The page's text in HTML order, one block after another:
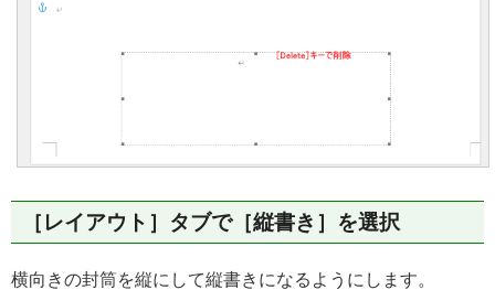
［レイアウト］タブで［縦書き］を選択
横向きの封筒を縦にして縦書きになるようにします。